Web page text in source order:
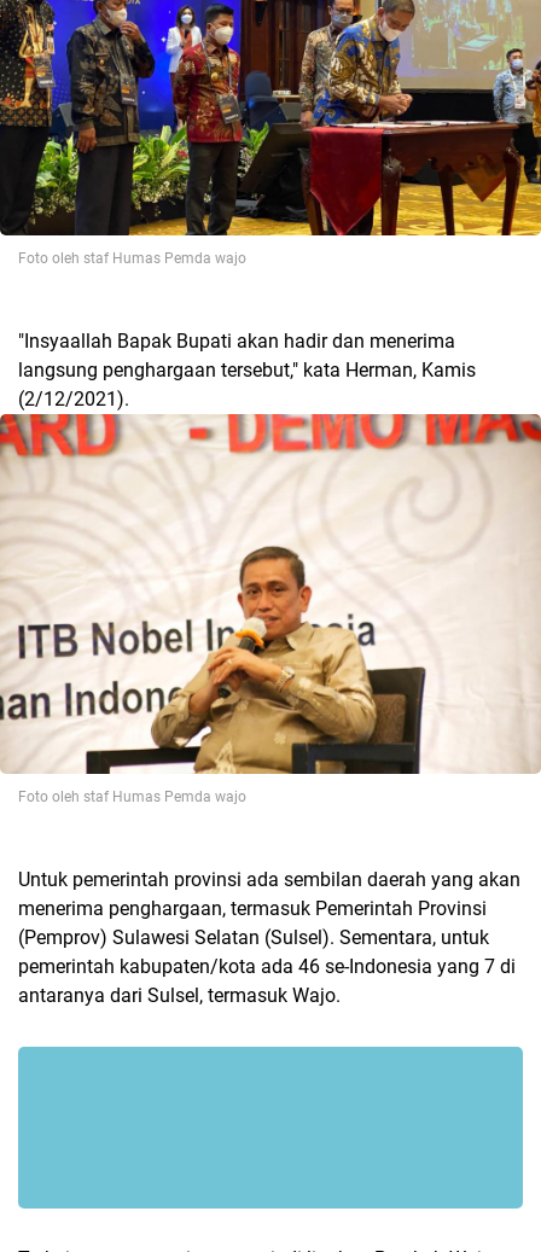
Foto oleh staf Humas Pemda wajo
"Insyaallah Bapak Bupati akan hadir dan menerima
langsung penghargaan tersebut," kata Herman, Kamis
(2/12/2021).
Foto oleh staf Humas Pemda wajo
Untuk pemerintah provinsi ada sembilan daerah yang akan
menerima penghargaan, termasuk Pemerintah Provinsi
(Pemprov) Sulawesi Selatan (Sulsel). Sementara, untuk
pemerintah kabupaten/kota ada 46 se-Indonesia yang 7 di
antaranya dari Sulsel, termasuk Wajo.